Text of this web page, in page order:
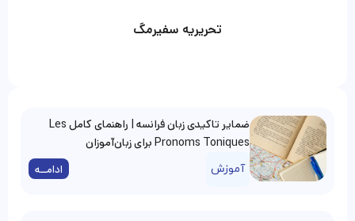
تحریریه سفیرمگ
ضمایر تاکیدی زبان فرانسه | راهنمای کامل Les
Pronoms Toniques برای زبان‌آموزان
آموزش ادامــه